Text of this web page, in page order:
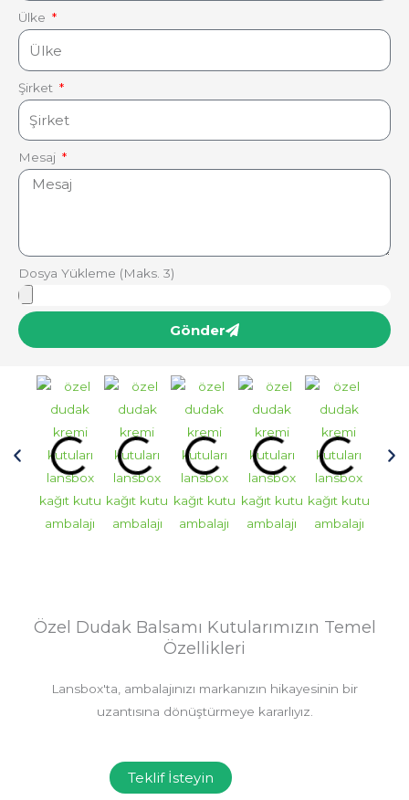
Ülke
Şirket
Mesaj
Dosya Yükleme (Maks. 3)
Gönder
Özel Dudak Balsamı Kutularımızın Temel
Özellikleri
Lansbox'ta, ambalajınızı markanızın hikayesinin bir
uzantısına dönüştürmeye kararlıyız.
Teklif İsteyin